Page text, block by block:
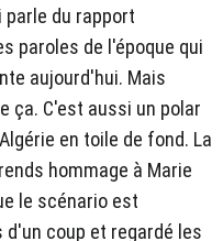
parle du rapport
paroles de l'époque qui
aujourd'hui. Mais
ça. C'est aussi un polar
en toile de fond. La
hommage à Marie
le scénario est
coup et regardé les